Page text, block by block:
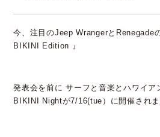
今、注目のJeep WrangerとRenegade
BIKINI Edition 』
発表会を前に サーフと音楽とハワイア
BIKINI Nightが7/16(tue）に開催されま